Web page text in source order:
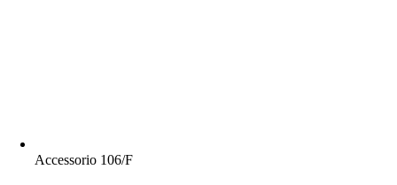
Accessorio 106/F